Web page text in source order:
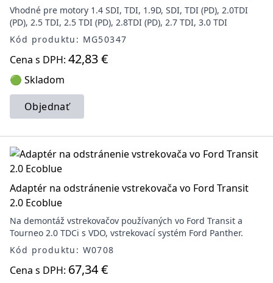
Vhodné pre motory 1.4 SDI, TDI, 1.9D, SDI, TDI (PD), 2.0TDI
(PD), 2.5 TDI, 2.5 TDI (PD), 2.8TDI (PD), 2.7 TDI, 3.0 TDI
Kód produktu: MG50347
Cena s DPH: 42,83 €
🟢 Skladom
Objednať
Adaptér na odstránenie vstrekovača vo Ford Transit
2.0 Ecoblue
Na demontáž vstrekovačov používaných vo Ford Transit a
Tourneo 2.0 TDCi s VDO, vstrekovací systém Ford Panther.
Kód produktu: W0708
Cena s DPH: 67,34 €